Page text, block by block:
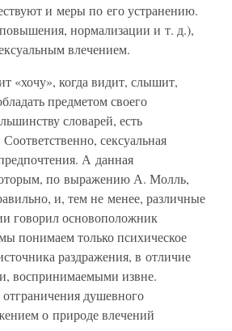
и меры по его устранению.
нормализации и т. д.),
влечением.
«хочу», когда видит, слышит,
предметом своего
словарей, есть
сексуальная
А данная
по выражению А. Молль,
и, тем не менее, различные
говорил основоположник
понимаем только психическое
раздражения, в отличие
воспринимаемыми извне.
душевного
о природе влечений